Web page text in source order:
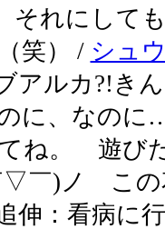
それにして
笑） / シュ
アルカ?!き
に、なの
ね。 遊び
▽￣)ノ こ
：看病に